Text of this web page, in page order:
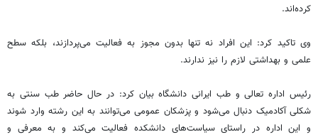
کرده‌اند.
وی تاکید کرد: این افراد نه تنها بدون مجوز به فعالیت می‌پردازند، بلکه سطح
علمی و بهداشتی لازم را نیز ندارند.
رئیس اداره تعالی و طب ایرانی دانشگاه بیان کرد: در حال حاضر طب سنتی به
شکلی آکادمیک دنبال می‌شود و پزشکان عمومی می‌توانند به این رشته وارد شوند
و این اداره در راستای سیاست‌های دانشکده فعالیت می‌کند و به معرفی و